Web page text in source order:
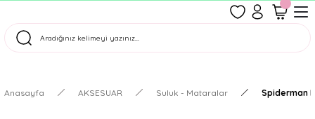
Tüm Siparişler Aynı Gün Kargoda!
Anasayfa AKSESUAR Suluk - Mataralar Spiderman